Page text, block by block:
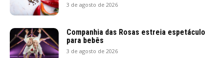
3 de agosto de 2026
Companhia das Rosas estreia espetáculo
para bebês
3 de agosto de 2026